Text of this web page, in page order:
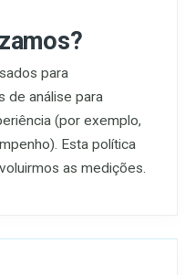
para
de análise para
(por exemplo,
Esta política
as medições.